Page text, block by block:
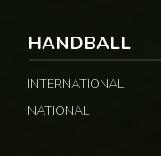
HANDBALL
INTERNATIONAL
NATIONAL